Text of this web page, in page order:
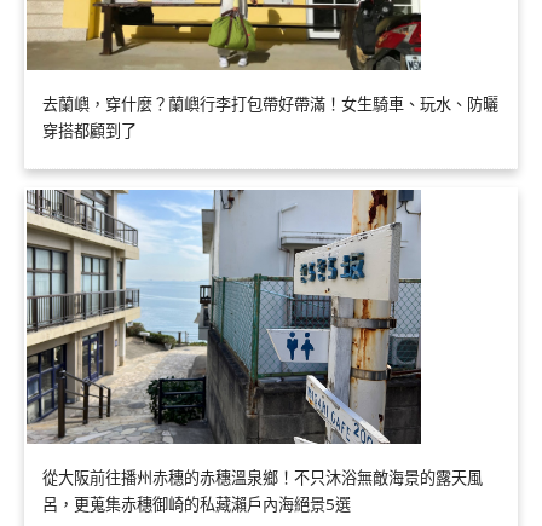
去蘭嶼，穿什麼？蘭嶼行李打包帶好帶滿！女生騎車、玩水、防曬
穿搭都顧到了
從大阪前往播州赤穗的赤穗溫泉鄉！不只沐浴無敵海景的露天風
呂，更蒐集赤穗御崎的私藏瀨戶內海絕景5選